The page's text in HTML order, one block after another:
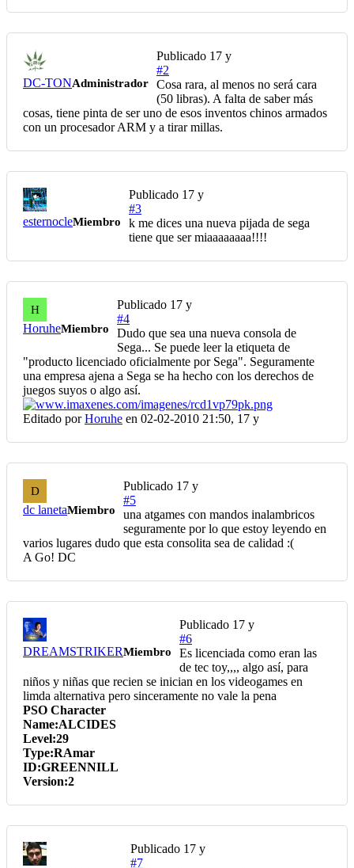
DC-TONAdministrador
Publicado 17 y
#2
Cosa rara, al menos no será cara
(50 libras). A falta de saber más
cosas, tiene pinta de ser uno de esos inventos chinos armados
con un procesador ARM y a tirar millas.
esternocleMiembro
Publicado 17 y
#3
k me dices una nueva pijada de sega
tiene que ser miaaaaaaaa!!!!
H
HoruheMiembro
Publicado 17 y
#4
Dudo que sea una nueva consola de
Sega... Se puede leer la etiqueta de
"producto licenciado oficialmente por Sega". Seguramente
una empresa ajena a Sega se ha hecho con los derechos de
juegos suyos o algo así.
Editado porHoruhe en 02-02-2010 21:50, 17 y
D
dc lanetaMiembro
Publicado 17 y
#5
una atgames con mandos inalambricos
seguramente por lo que estoy leyendo en
varios lugares dudo que esta consolita sea de calidad :(
A Go! DC
DREAMSTRIKERMiembro
Publicado 17 y
#6
Es licenciada como eran las
de tec toy,,,, algo así, para
niños y niñas que recien se inician en los videogames en
limda alternativa pero sinceramente no vale la pena
PSO Character
Name:ALCIDES
Level:29
Type:RAmar
ID:GREENNILL
Version:2
Publicado 17 y
#7